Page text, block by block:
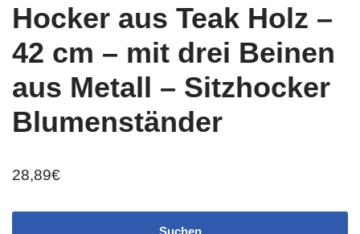
Hocker aus Teak Holz –
42 cm – mit drei Beinen
aus Metall – Sitzhocker
Blumenständer
28,89€
Suchen